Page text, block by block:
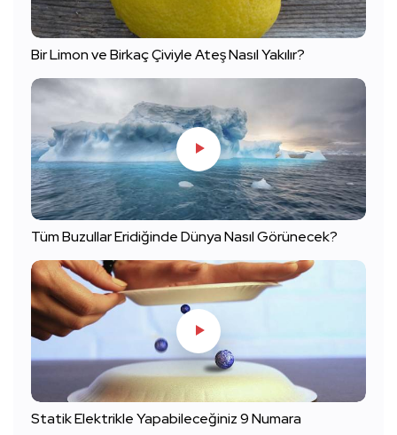
Bir Limon ve Birkaç Çiviyle Ateş Nasıl Yakılır?
Tüm Buzullar Eridiğinde Dünya Nasıl Görünecek?
Statik Elektrikle Yapabileceğiniz 9 Numara